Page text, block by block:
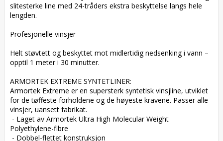
slitesterke line med 24-tråders ekstra beskyttelse langs hele
lengden.
Profesjonelle vinsjer
Helt støvtett og beskyttet mot midlertidig nedsenking i vann –
opptil 1 meter i 30 minutter.
ARMORTEK EXTREME SYNTETLINER:
Armortek Extreme er en supersterk syntetisk vinsjline, utviklet
for de tøffeste forholdene og de høyeste kravene. Passer alle
vinsjer, uansett fabrikat.
Polyethylene-fibre